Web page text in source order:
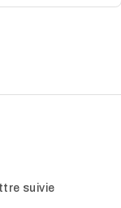
suivie